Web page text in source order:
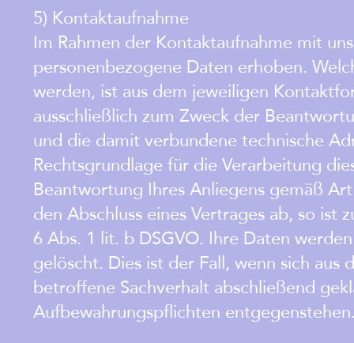
5) Kontaktaufnahme
Im Rahmen der Kontaktaufnahme mit
personenbezogene Daten erhoben.
werden, ist aus dem jeweiligen
ausschließlich zum Zweck der
und die damit verbundene technische
Rechtsgrundlage für die Verarbeitung
Beantwortung Ihres Anliegens gemäß
den Abschluss eines Vertrages ab, so
6 Abs. 1 lit. b DSGVO. Ihre Daten
gelöscht. Dies ist der Fall, wenn sich
betroffene Sachverhalt abschließend
Aufbewahrungspflichten